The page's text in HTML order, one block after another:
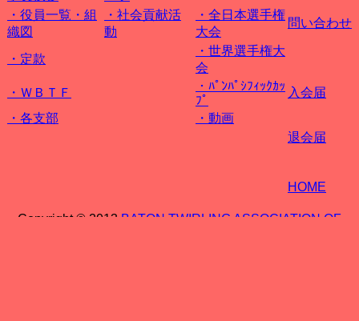
・役員一覧・組
織図
・ 社会貢献活
動
・全日本選手権
大会
問い合わせ
・定款
・世界選手権大
会
・ＷＢＴＦ
・ﾊﾟﾝﾊﾟｼﾌｨｯｸｶｯ
ﾌﾟ
入会届
・各支部
・動画
退会届
HOME
Copyright © 2013 BATON TWIRLING ASSOCIATION OF